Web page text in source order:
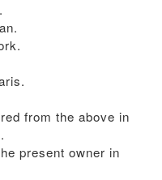
from the above in
present owner in